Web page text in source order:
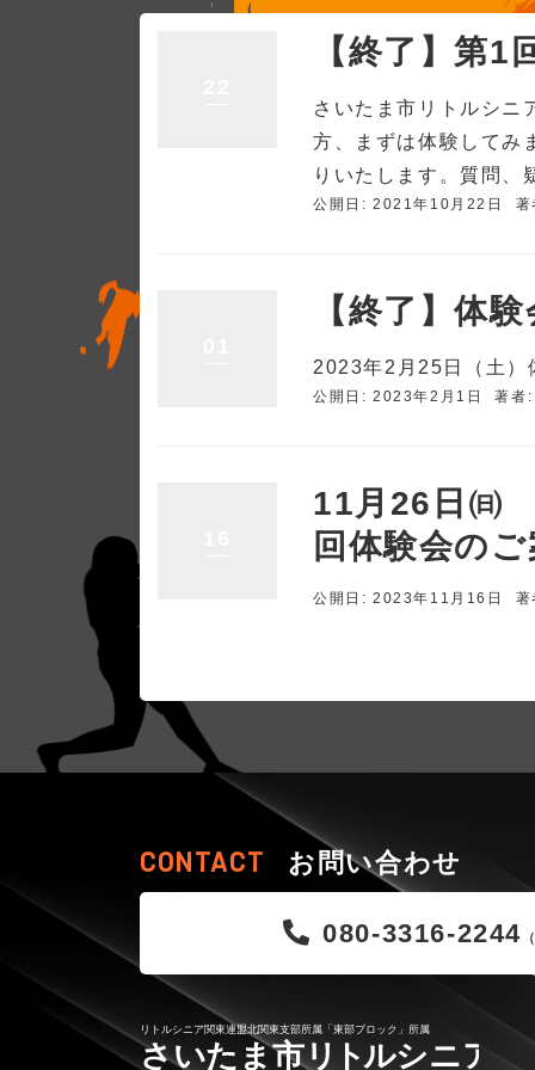
【終了】第
さいたま市リトルシニ
方、まずは体験してみ
りいたします。質問
公開日: 2021年10月22日
【終了】体
2023年2月25日（土
公開日: 2023年2月1日 著
11月26日㈰
回体験会の
公開日: 2023年11月16日
CONTACT お問い合わせ
080-3316-2244